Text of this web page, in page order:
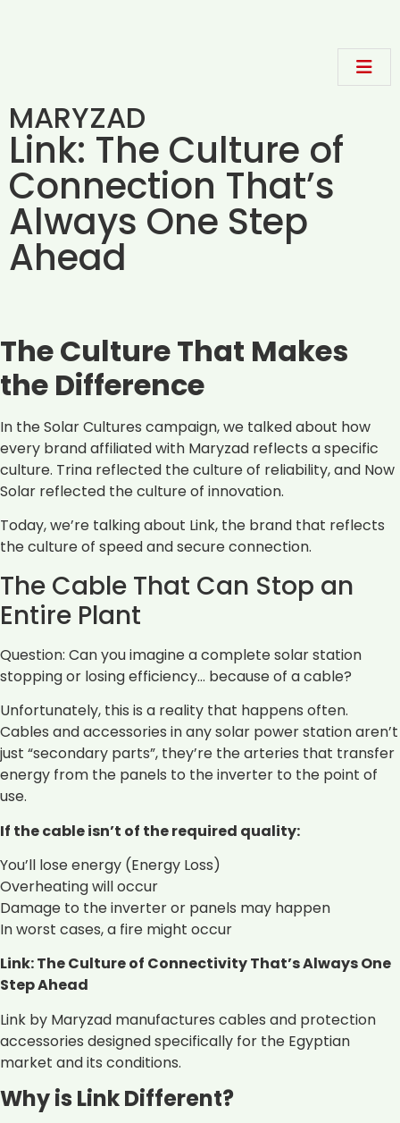
MARYZAD
Link: The Culture of
Connection That’s
Always One Step
Ahead
The Culture That Makes
the Difference
In the Solar Cultures campaign, we talked about how
every brand affiliated with Maryzad reflects a specific
culture. Trina reflected the culture of reliability, and Now
Solar reflected the culture of innovation.
Today, we’re talking about Link, the brand that reflects
the culture of speed and secure connection.
The Cable That Can Stop an
Entire Plant
Question: Can you imagine a complete solar station
stopping or losing efficiency… because of a cable?
Unfortunately, this is a reality that happens often.
Cables and accessories in any solar power station aren’t
just “secondary parts”, they’re the arteries that transfer
energy from the panels to the inverter to the point of
use.
If the cable isn’t of the required quality:
You’ll lose energy (Energy Loss)
Overheating will occur
Damage to the inverter or panels may happen
In worst cases, a fire might occur
Link: The Culture of Connectivity That’s Always One
Step Ahead
Link by Maryzad manufactures cables and protection
accessories designed specifically for the Egyptian
market and its conditions.
Why is Link Different?